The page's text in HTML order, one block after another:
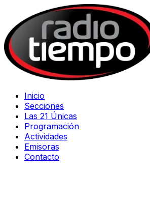
Inicio
Secciones
Las 21 Únicas
Programación
Actividades
Emisoras
Contacto